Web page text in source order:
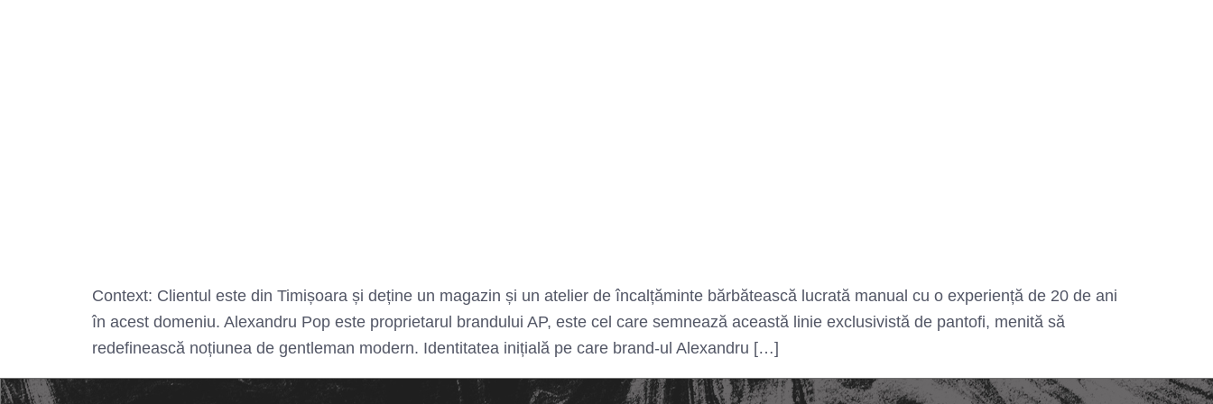
Context: Clientul este din Timișoara și deține un magazin și un atelier de încalțăminte bărbătească lucrată manual cu o experiență de 20 de ani
în acest domeniu. Alexandru Pop este proprietarul brandului AP, este cel care semnează această linie exclusivistă de pantofi, menită să
redefinească noțiunea de gentleman modern. Identitatea inițială pe care brand-ul Alexandru […]